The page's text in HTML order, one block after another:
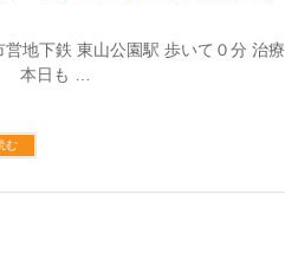
営地下鉄 東山公園駅 歩いて０分
本日も …
む